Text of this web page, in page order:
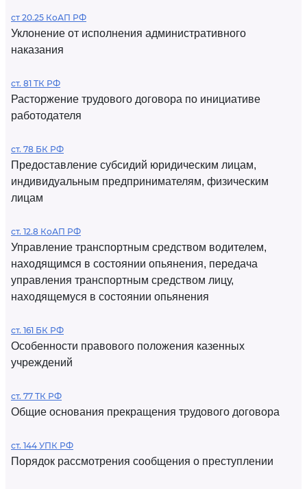
ст 20.25 КоАП РФ
Уклонение от исполнения административного
наказания
ст. 81 ТК РФ
Расторжение трудового договора по инициативе
работодателя
ст. 78 БК РФ
Предоставление субсидий юридическим лицам,
индивидуальным предпринимателям, физическим
лицам
ст. 12.8 КоАП РФ
Управление транспортным средством водителем,
находящимся в состоянии опьянения, передача
управления транспортным средством лицу,
находящемуся в состоянии опьянения
ст. 161 БК РФ
Особенности правового положения казенных
учреждений
ст. 77 ТК РФ
Общие основания прекращения трудового договора
ст. 144 УПК РФ
Порядок рассмотрения сообщения о преступлении